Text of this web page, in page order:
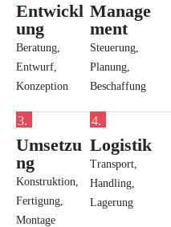
Entwickl
ung
Beratung,
Entwurf,
Konzeption
Manage
ment
Steuerung,
Planung,
Beschaffung
Umsetzu
ng
Konstruktion,
Fertigung,
Montage
Logistik
Transport,
Handling,
Lagerung